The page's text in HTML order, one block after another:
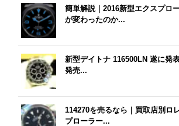
簡単解説｜2016新型エクスプロ
が変わったのか...
新型デイトナ 116500LN 遂に発
発売...
114270を売るなら｜買取店別ロ
プローラー...